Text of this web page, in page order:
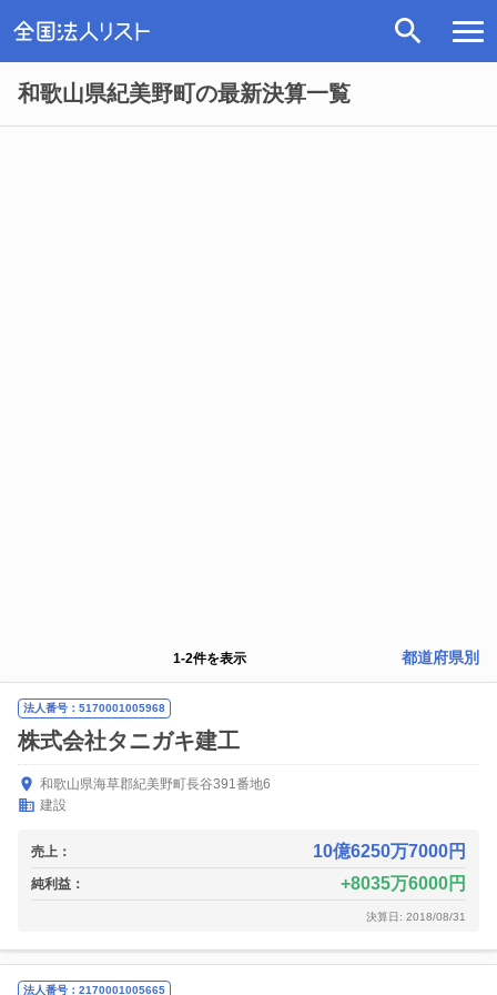
和歌山県紀美野町の最新決算一覧
1-2件を表示 都道府県別
法人番号：5170001005968
株式会社タニガキ建工
和歌山県海草郡紀美野町長谷391番地6
建設
売上： 10億6250万7000円
純利益： 8035万6000円
決算日: 2018/08/31
法人番号：2170001005665